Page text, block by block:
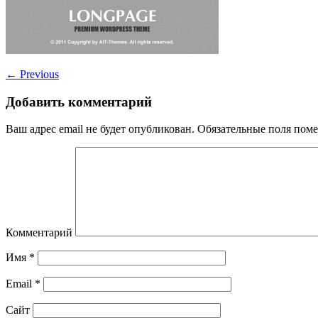
← Previous
Добавить комментарий
Ваш адрес email не будет опубликован. Обязательные поля
Комментарий
Имя *
Email *
Сайт